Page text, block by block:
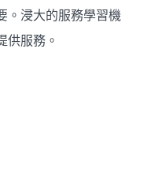
。浸大的服務學習機
供服務。